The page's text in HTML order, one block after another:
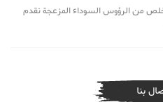
من الرؤوس السوداء المزعجة نقدم
بنا